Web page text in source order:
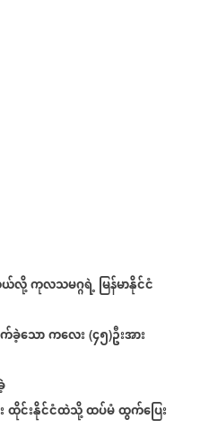
ယ်လို့ကုလသမဂ္ဂရဲ့မြန်မာနိုင်ငံ
ခဲ့သောကလေး (၄၅)ဦးအား
ထိုင်းနိုင်ငံထဲသို့ထပ်မံထွက်ပြေး